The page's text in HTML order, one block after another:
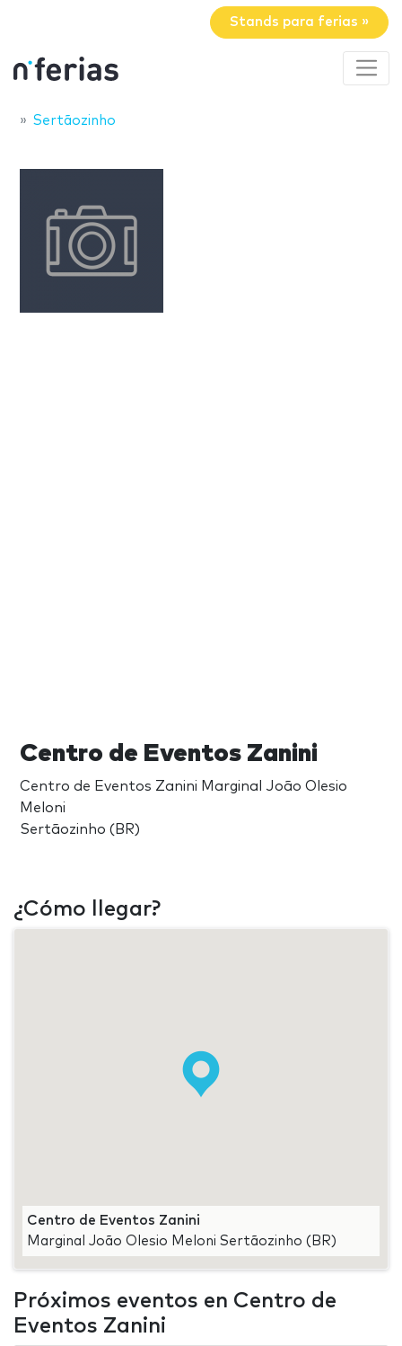
Stands para ferias »
Sertãozinho
Centro de Eventos Zanini
Centro de Eventos Zanini Marginal João Olesio
Meloni
Sertãozinho (BR)
¿Cómo llegar?
Centro de Eventos Zanini
Marginal João Olesio Meloni Sertãozinho (BR)
Próximos eventos en Centro de
Eventos Zanini